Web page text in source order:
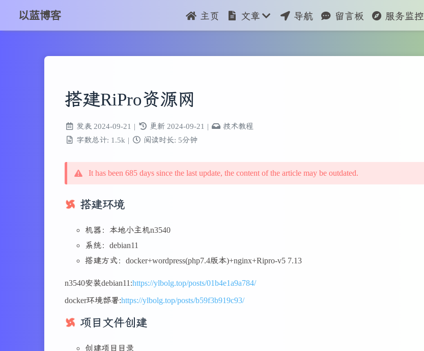
以蓝博客 主页 文章 导航 留言板 服务监控
搭建RiPro资源网
发表 2024-09-21 | 更新 2024-09-21 |
技术教程
字数总计: 1.5k | 阅读时长: 5分钟
It has been 685 days since the last update, the content of the article may be outdated.
搭建环境
机器：本地小主机n3540
系统：debian11
搭建方式：docker+wordpress(php7.4版本)+nginx+Ripro-v5 7.13
n3540安装debian11:https://ylbolg.top/posts/01b4e1a9a784/
docker环境部署:https://ylbolg.top/posts/b59f3b919c93/
项目文件创建
创建项目目录